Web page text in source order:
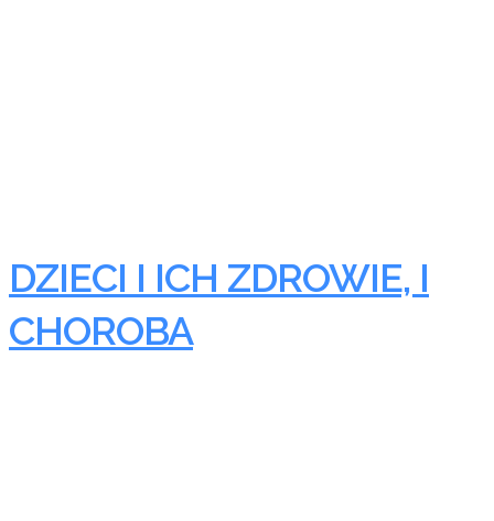
DZIECI I ICH ZDROWIE, I
CHOROBA